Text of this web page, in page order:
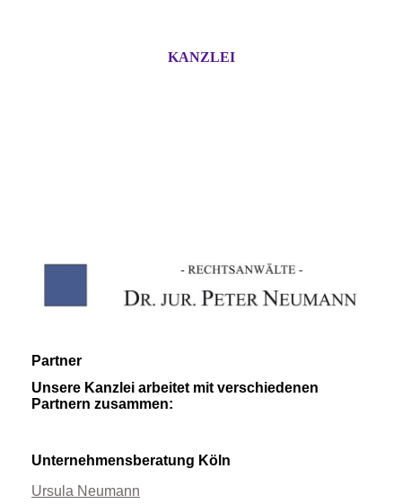
KANZLEI
Partner
Unsere Kanzlei arbeitet mit verschiedenen
Partnern zusammen:
Unternehmensberatung Köln
Ursula Neumann